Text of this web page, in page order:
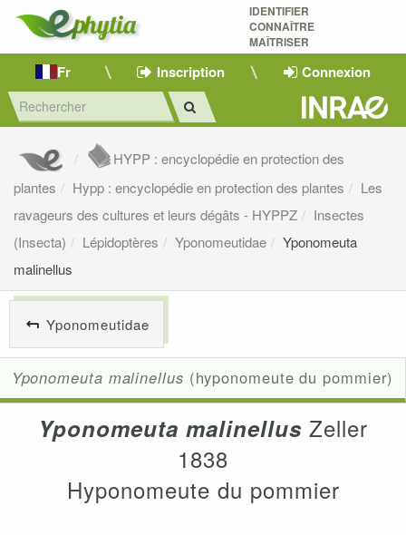
IDENTIFIER
CONNAÎTRE
MAÎTRISER
Fr Inscription Connexion
HYPP : encyclopédie en protection des
plantes
Hypp : encyclopédie en protection des plantes
Les
ravageurs des cultures et leurs dégâts - HYPPZ
Insectes
(Insecta)
Lépidoptères Yponomeutidae
Yponomeuta
malinellus
Yponomeutidae
Yponomeuta malinellus (hyponomeute du pommier)
Yponomeuta malinellus Zeller
1838
Hyponomeute du pommier